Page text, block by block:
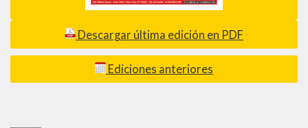
Descargar última edición en PDF
Ediciones anteriores